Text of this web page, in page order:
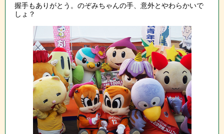
握手もありがとう。のぞみちゃんの手、意外とやわらかいで
しょ？